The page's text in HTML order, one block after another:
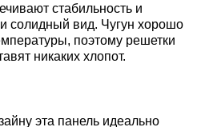
стабильность и
солидный вид. Чугун хорошо
поэтому решетки
никаких хлопот.
эта панель идеально